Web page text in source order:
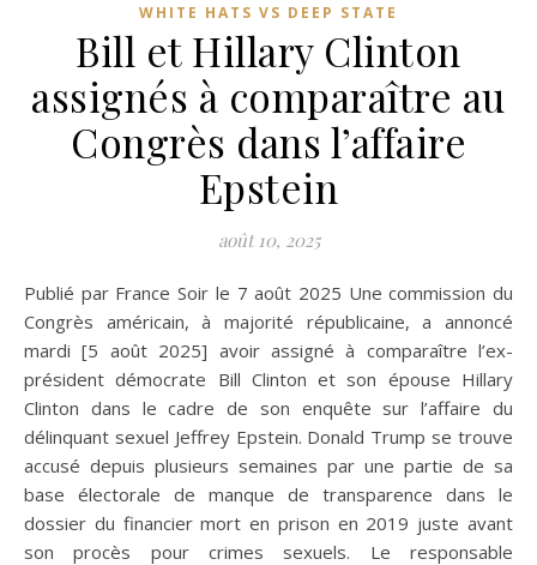
WHITE HATS VS DEEP STATE
Bill et Hillary Clinton
assignés à comparaître au
Congrès dans l’affaire
Epstein
août 10, 2025
Publié par France Soir le 7 août 2025 Une commission du
Congrès américain, à majorité républicaine, a annoncé
mardi [5 août 2025] avoir assigné à comparaître l’ex-
président démocrate Bill Clinton et son épouse Hillary
Clinton dans le cadre de son enquête sur l’affaire du
délinquant sexuel Jeffrey Epstein. Donald Trump se trouve
accusé depuis plusieurs semaines par une partie de sa
base électorale de manque de transparence dans le
dossier du financier mort en prison en 2019 juste avant
son procès pour crimes sexuels. Le responsable